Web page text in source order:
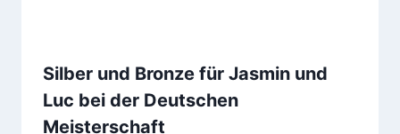
Silber und Bronze für Jasmin und
Luc bei der Deutschen
Meisterschaft